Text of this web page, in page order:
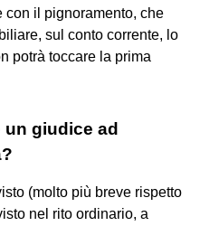
con il pignoramento, che
sul conto corrente, lo
potrà toccare la prima
un giudice ad
(molto più breve rispetto
nel rito ordinario, a